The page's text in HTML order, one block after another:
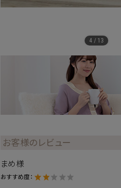
4 / 13
お客様のレビュー
まめ様
おすすめ度：